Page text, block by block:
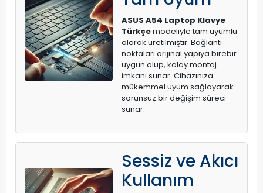
ASUS A54 Laptop Klavye
Türkçemodeliyle tam uyumlu
olarak üretilmiştir. Bağlantı
noktaları orijinal yapıya birebir
uygun olup, kolay montaj
imkanı sunar. Cihazınıza
mükemmel uyum sağlayarak
sorunsuz bir değişim süreci
sunar.
Sessiz ve Akıcı
Kullanım